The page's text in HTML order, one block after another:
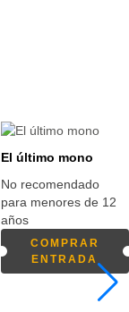
El último mono
No recomendado
para menores de 12
años
COMPRAR
ENTRADA